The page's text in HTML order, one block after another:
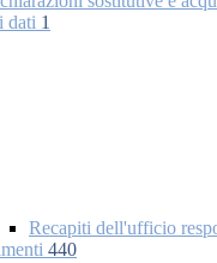
dati 1
Recapiti dell'ufficio
440